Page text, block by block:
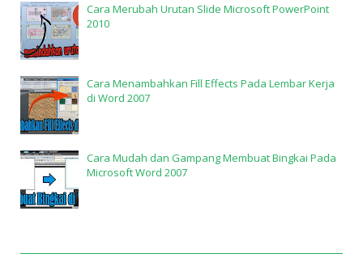
Cara Merubah Urutan Slide Microsoft PowerPoint
2010
Cara Menambahkan Fill Effects Pada Lembar Kerja
di Word 2007
Cara Mudah dan Gampang Membuat Bingkai Pada
Microsoft Word 2007